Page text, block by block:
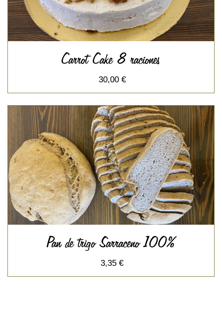
Carrot Cake 8 raciones
30,00 €
Pan de trigo Sarraceno 100%
3,35 €